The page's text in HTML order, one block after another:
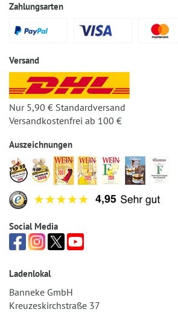
Zahlungsarten
Versand
Nur 5,90 € Standardversand
Versandkostenfrei ab 100 €
Auszeichnungen
Social Media
Ladenlokal
Banneke GmbH
Kreuzeskirchstraße 37